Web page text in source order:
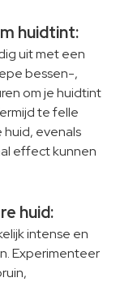
huidtint:
uit met een
bessen-,
om je huidtint
te felle
huid, evenals
effect kunnen
huid:
intense en
Experimenteer